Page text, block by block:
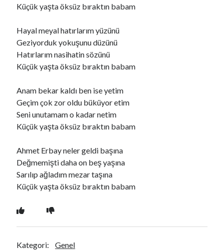
BAĞIŞLA ADINI içinZoe72
Ara
Küçük yaşta öksüz bıraktın babam
Hayal meyal hatırlarım yüzünü
Geziyorduk yokuşunu düzünü
Hatırlarım nasihatin sözünü
Küçük yaşta öksüz bıraktın babam
Anam bekar kaldı ben ise yetim
Geçim çok zor oldu büküyor etim
Seni unutamam o kadar netim
Küçük yaşta öksüz bıraktın babam
Ahmet Erbay neler geldi başına
Değmemişti daha on beş yaşına
Sarılıp ağladım mezar taşına
Küçük yaşta öksüz bıraktın babam
Kategori: Genel